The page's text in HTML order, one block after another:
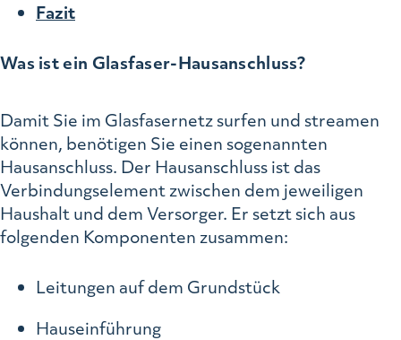
Fazit
Was ist ein Glasfaser-Hausanschluss?
Damit Sie im Glasfasernetz surfen und streamen
können, benötigen Sie einen sogenannten
Hausanschluss. Der Hausanschluss ist das
Verbindungselement zwischen dem jeweiligen
Haushalt und dem Versorger. Er setzt sich aus
folgenden Komponenten zusammen:
Leitungen auf dem Grundstück
Hauseinführung